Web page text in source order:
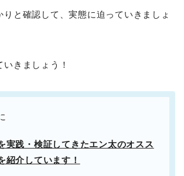
りと確認して、実態に迫っていきましょ
きましょう！
実践・検証してきたエン太のオスス
紹介しています！